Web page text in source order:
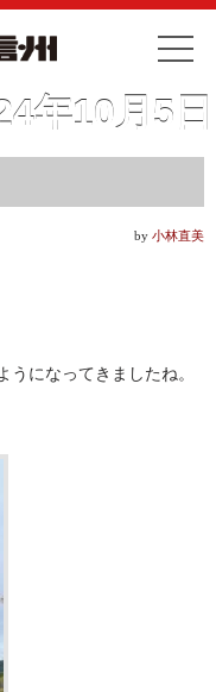
年10月5日
by 小林直美
うになってきましたね。